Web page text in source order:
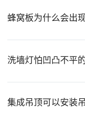
蜂窝板为什么会出
洗墙灯怕凹凸不平
集成吊顶可以安装